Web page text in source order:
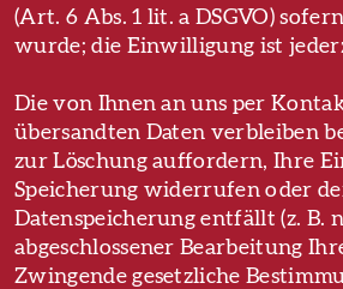
(Art. 6 Abs. 1 lit. a DSGVO)
wurde; die Einwilligung ist
Die von Ihnen an uns per
übersandten Daten verbleiben
zur Löschung auffordern, Ihre
Speicherung widerrufen oder
Datenspeicherung entfällt (z. B.
abgeschlossener Bearbeitung
Zwingende gesetzliche